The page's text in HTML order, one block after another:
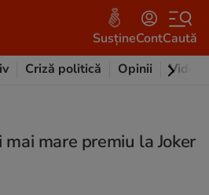
SusțineContCaută
Criză politică Opinii Video
mare premiu la Joker